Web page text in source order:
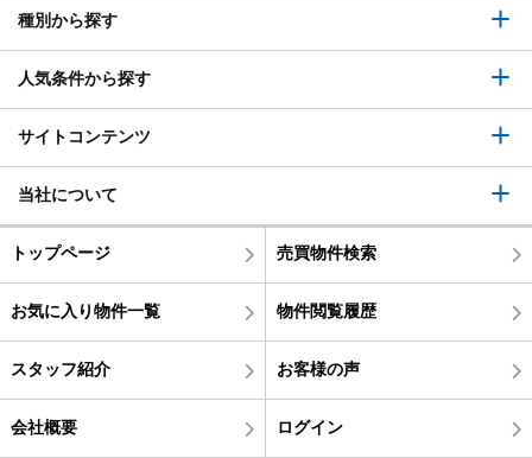
種別から探す
人気条件から探す
サイトコンテンツ
当社について
トップページ 売買物件検索
お気に入り物件一覧 物件閲覧履歴
スタッフ紹介 お客様の声
会社概要 ログイン